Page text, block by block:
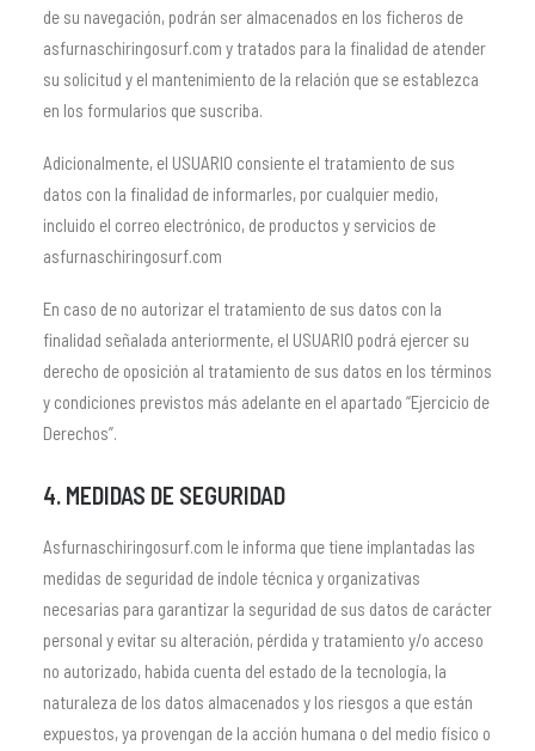
de su navegación, podrán ser almacenados en los ficheros de
asfurnaschiringosurf.com y tratados para la finalidad de atender
su solicitud y el mantenimiento de la relación que se establezca
en los formularios que suscriba.
Adicionalmente, el USUARIO consiente el tratamiento de sus
datos con la finalidad de informarles, por cualquier medio,
incluido el correo electrónico, de productos y servicios de
asfurnaschiringosurf.com
En caso de no autorizar el tratamiento de sus datos con la
finalidad señalada anteriormente, el USUARIO podrá ejercer su
derecho de oposición al tratamiento de sus datos en los términos
y condiciones previstos más adelante en el apartado “Ejercicio de
Derechos”.
4. MEDIDAS DE SEGURIDAD
Asfurnaschiringosurf.com le informa que tiene implantadas las
medidas de seguridad de índole técnica y organizativas
necesarias para garantizar la seguridad de sus datos de carácter
personal y evitar su alteración, pérdida y tratamiento y/o acceso
no autorizado, habida cuenta del estado de la tecnología, la
naturaleza de los datos almacenados y los riesgos a que están
expuestos, ya provengan de la acción humana o del medio físico o